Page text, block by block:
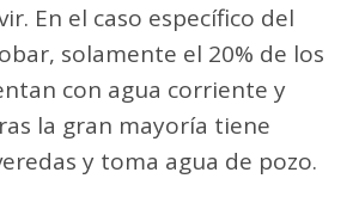
En el caso específico del
solamente el 20% de los
con agua corriente y
la gran mayoría tiene
y toma agua de pozo.